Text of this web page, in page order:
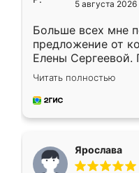
5 августа 2026
Больше всех мне
предложение от
Елены
короткие сроки
для замера
предложил по
Читать полностью
Ярослава